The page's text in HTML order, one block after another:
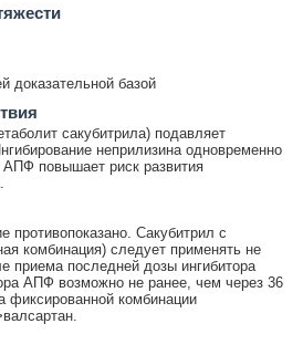
доказательной базой
сакубитрила) подавляет
неприлизина одновременно
АПФ повышает риск развития
противопоказано. Сакубитрил с
комбинация) следует применять не
приема последней дозы ингибитора
АПФ возможно не ранее, чем через 36
фиксированной комбинации